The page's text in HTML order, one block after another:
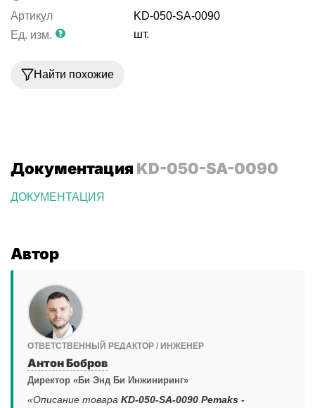
Артикул
KD-050-SA-0090
Ед. изм.
шт.
Найти похожие
Документация KD-050-SA-0090
ДОКУМЕНТАЦИЯ
Автор
ОТВЕТСТВЕННЫЙ РЕДАКТОР / ИНЖЕНЕР
Антон Бобров
Директор «Би Энд Би Инжиниринг»
«Описание товара KD-050-SA-0090 Pemaks -